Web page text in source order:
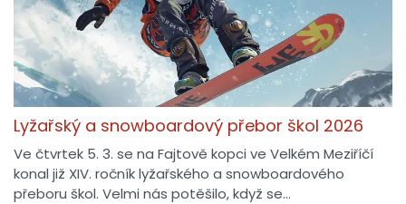
Lyžařský a snowboardový přebor škol 2026
Ve čtvrtek 5. 3. se na Fajtově kopci ve Velkém Meziříčí
konal již XIV. ročník lyžařského a snowboardového
přeboru škol. Velmi nás potěšilo, když se…